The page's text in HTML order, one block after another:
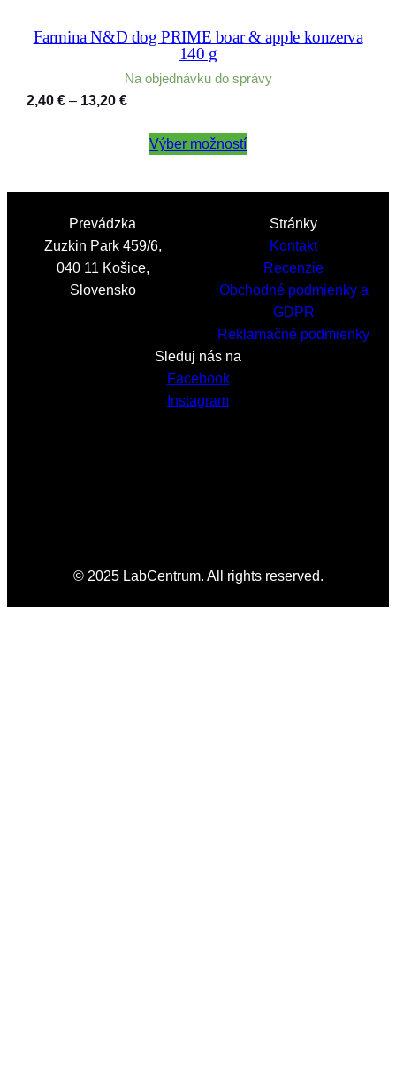
Farmina N&D dog PRIME boar & apple konzerva
140 g
Na objednávku do správy
2,40 € – 13,20 €Price
2,40 €Výber možností
Prevádzka
Zuzkin Park 459/6,
040 11 Košice,
Slovensko
Stránky
Kontakt
Recenzie
Obchodné podmienky a
GDPR
Reklamačné podmienky
Sleduj nás na
Facebook
Instagram
© 2025 LabCentrum. All rights reserved.